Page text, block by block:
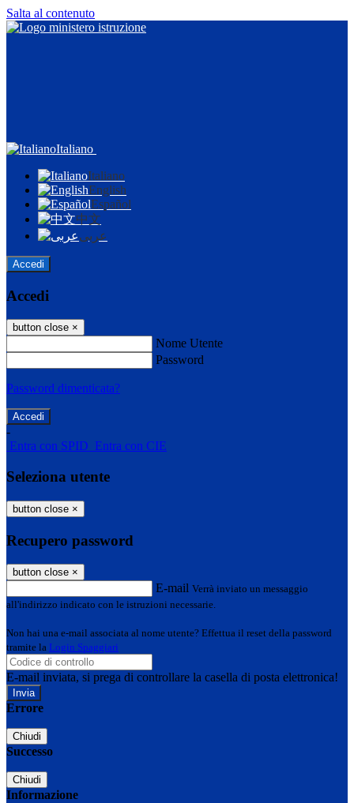
Salta al contenuto
Italiano
Italiano
English
Español
中文
عربى
Accedi
Accedi
button close ×
Nome Utente
Password
Password dimenticata?
-
Entra con SPID Entra con CIE
Seleziona utente
button close ×
Recupero password
button close ×
E-mail Verrà inviato un messaggio
all'indirizzo indicato con le istruzioni necessarie.
Non hai una e-mail associata al nome utente? Effettua il reset della password
tramite la Login Spaggiari
E-mail inviata, si prega di controllare la casella di posta elettronica!
Errore
Chiudi
Successo
Chiudi
Informazione